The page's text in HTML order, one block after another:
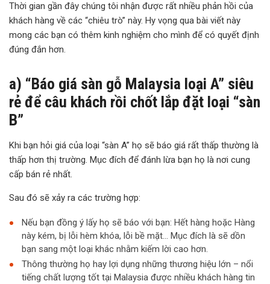
Thời gian gần đây chúng tôi nhận được rất nhiều phản hồi của
khách hàng về các “chiêu trò” này. Hy vọng qua bài viết này
mong các bạn có thêm kinh nghiệm cho mình để có quyết định
đúng đắn hơn.
a) “Báo giá sàn gỗ Malaysia loại A” siêu
rẻ để câu khách rồi chốt lắp đặt loại “sàn
B”
Khi bạn hỏi giá của loại “sàn A” họ sẽ báo giá rất thấp thường là
thấp hơn thị trường. Mục đích để đánh lừa bạn họ là nơi cung
cấp bán rẻ nhất.
Sau đó sẽ xảy ra các trường hợp:
Nếu bạn đồng ý lấy họ sẽ báo với bạn: Hết hàng hoặc Hàng
này kém, bị lỗi hèm khóa, lỗi bề mặt… Mục đích là sẽ dồn
bạn sang một loại khác nhằm kiếm lời cao hơn.
Thông thường họ hay lợi dụng những thương hiệu lớn – nổi
tiếng chất lượng tốt tại Malaysia được nhiều khách hàng tin